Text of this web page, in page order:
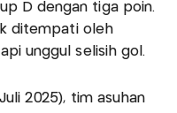
D dengan tiga poin.
ditempati oleh
unggul selisih gol.
2025), tim asuhan